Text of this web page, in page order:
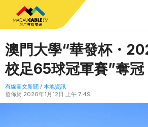
澳門大學“華發杯・
校足65球冠軍賽”奪冠
有線圖文新聞 / 本地資訊
發佈於 2026年1月12日 上午 7:49